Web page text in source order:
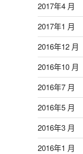
2017年4 月
2017年1 月
2016年12 月
2016年10 月
2016年7 月
2016年5 月
2016年3 月
2016年1 月